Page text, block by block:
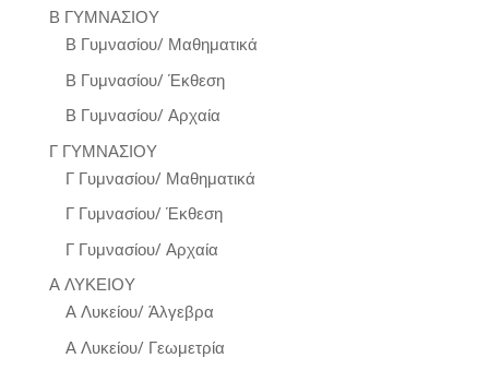
Β ΓΥΜΝΑΣΙΟΥ
Β Γυμνασίου/ Μαθηματικά
Β Γυμνασίου/ Έκθεση
Β Γυμνασίου/ Αρχαία
Γ ΓΥΜΝΑΣΙΟΥ
Γ Γυμνασίου/ Μαθηματικά
Γ Γυμνασίου/ Έκθεση
Γ Γυμνασίου/ Αρχαία
Α ΛΥΚΕΙΟΥ
Α Λυκείου/ Άλγεβρα
Α Λυκείου/ Γεωμετρία